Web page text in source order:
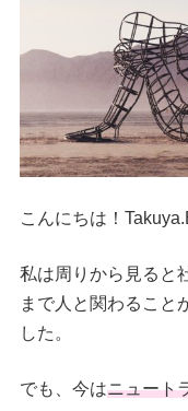
こんにちは！
私は周りから見ると
まで人と関わること
した。
でも、今はニュート